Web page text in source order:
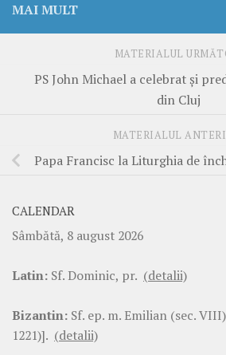
MAI MULT
MATERIALUL
PS John Michael a celebrat și
din Cluj
MATERIALUL
Papa Francisc la Liturghia de
CALENDAR
Sâmbătă, 8 august 2026
Latin: Sf. Dominic, pr. (detalii)
Bizantin: Sf. ep. m. Emilian (sec.
1221)]. (detalii)